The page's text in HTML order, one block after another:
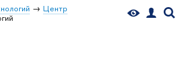
Центр